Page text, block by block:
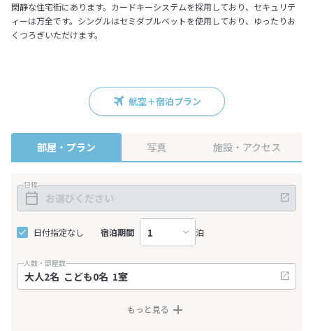
閑静な住宅街にあります。カードキーシステムを採用しており、セキュリテ
ィーは万全です。シングルはセミダブルベットを使用しており、ゆったりお
くつろぎいただけます。
航空＋宿泊プラン
部屋・プラン 写真 施設・アクセス
日程
日付指定なし 宿泊期間 泊
人数・部屋数
もっと見る